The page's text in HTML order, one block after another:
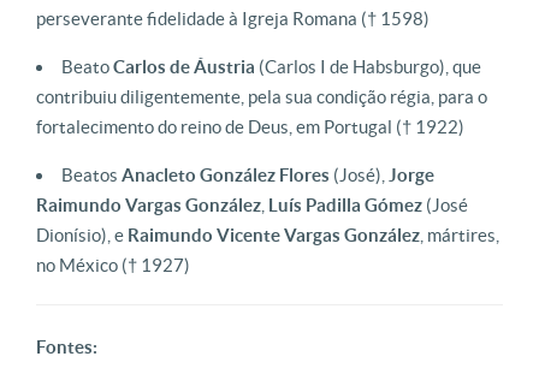
perseverante fidelidade à Igreja Romana († 1598)
BeatoCarlos de Áustria (Carlos I de Habsburgo), que
contribuiu diligentemente, pela sua condição régia, para o
fortalecimento do reino de Deus, em Portugal († 1922)
Beatos Anacleto González Flores (José), Jorge
Raimundo Vargas González Luís Padilla Gómez (José
Dionísio), e Raimundo Vicente Vargas González , mártires,
no México († 1927)
Fontes: